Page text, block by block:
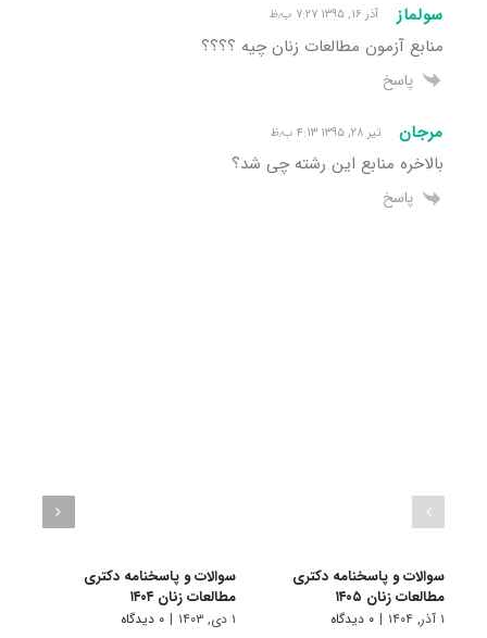
سولماز آذر ۱۶, ۱۳۹۵ ۷:۲۷ ب٫ظ
منابع آزمون مطالعات زنان چیه ؟؟؟؟
پاسخ
مرجان تیر ۲۸, ۱۳۹۵ ۴:۱۳ ب٫ظ
بالاخره منابع این رشته چی شد؟
پاسخ
سوالات و پاسخنامه دکتری
مطالعات زنان ۱۴۰۵
۱ آذر, ۱۴۰۴ | ۰ دیدگاه
سوالات و پاسخنامه دکتری
مطالعات زنان ۱۴۰۴
۱ دی, ۱۴۰۳ | ۰ دیدگاه